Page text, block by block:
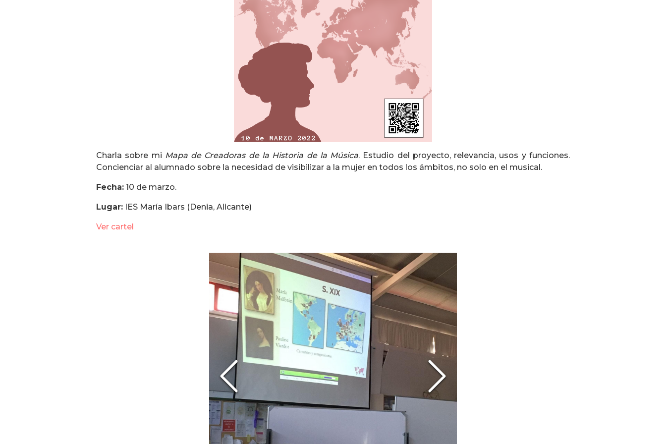
Charla sobre mi Mapa de Creadoras de la Historia de la Música. Estudio del proyecto, relevancia, usos y funciones.
Concienciar al alumnado sobre la necesidad de visibilizar a la mujer en todos los ámbitos, no solo en el musical.
Fecha: 10 de marzo.
Lugar: IES María Ibars (Denia, Alicante)
Ver cartel